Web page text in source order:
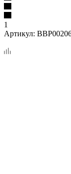
1
Артикул: